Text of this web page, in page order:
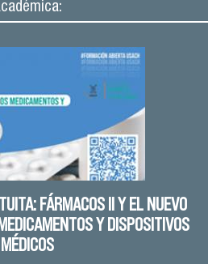
FÁRMACOS II Y EL NUEVO
Y DISPOSITIVOS
MÉDICOS